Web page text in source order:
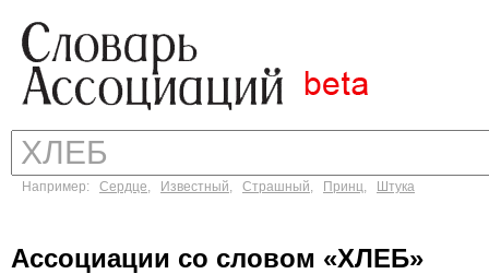
Например: Сердце, Известный, Страшный, Принц, Штука
Ассоциации со словом «ХЛЕБ»